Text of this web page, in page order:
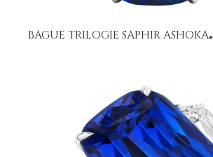
BAGUE TRILOGIE SAPHIR ASHOKA®